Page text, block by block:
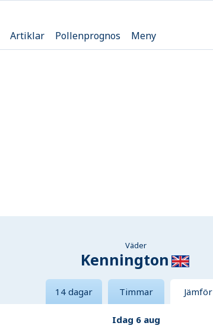
Artiklar Pollenprognos Meny
Väder
Kennington
14 dagar Timmar Jämför
Idag 6 aug